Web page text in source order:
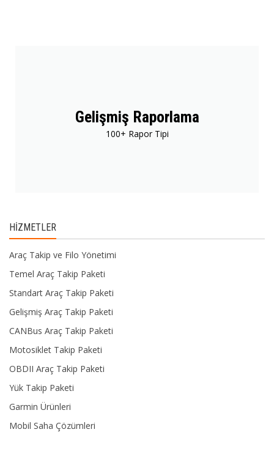
Gelişmiş Raporlama
100+ Rapor Tipi
HIZMETLER
Araç Takip ve Filo Yönetimi
Temel Araç Takip Paketi
Standart Araç Takip Paketi
Gelişmiş Araç Takip Paketi
CANBus Araç Takip Paketi
Motosiklet Takip Paketi
OBDII Araç Takip Paketi
Yük Takip Paketi
Garmin Ürünleri
Mobil Saha Çözümleri